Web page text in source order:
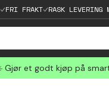
FRI FRAKT RASK LEVERING
et godt kjøp på